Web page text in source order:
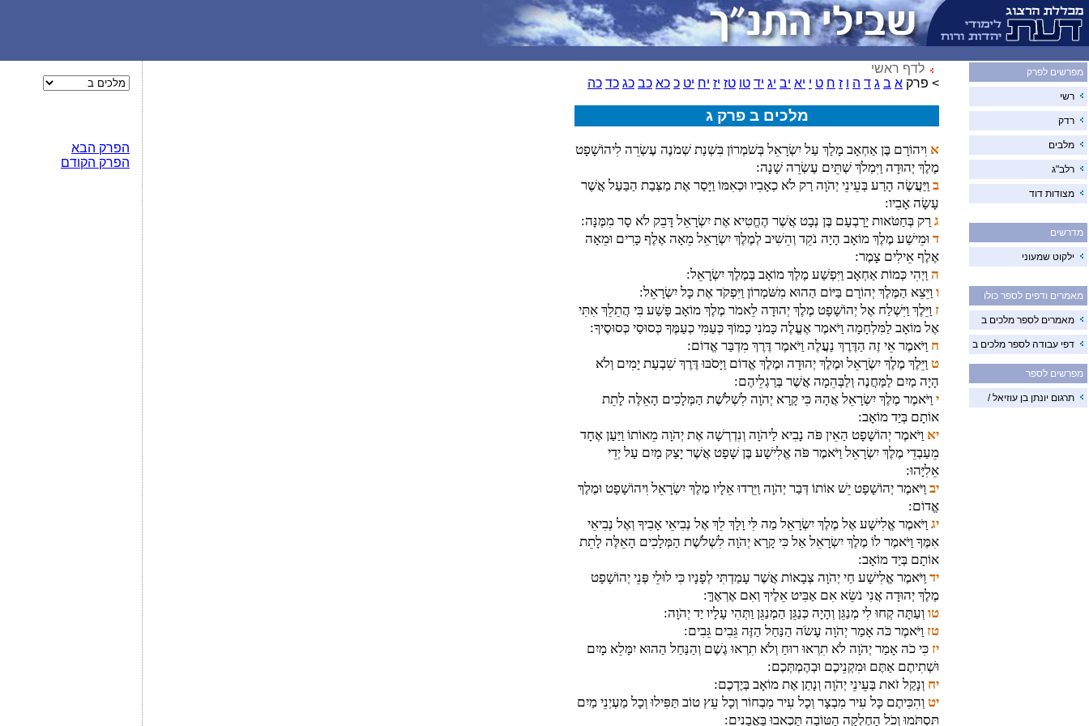
מפרשים לפרק
רשי
רדק
מלבים
רלב"ג
מצודות דוד
מדרשים
ילקוט שמעוני
מאמרים ודפים לספר כולו
מאמרים לספר מלכים ב
דפי עבודה לספר מלכים ב
מפרשים לספר
תרגום יונתן בן עוזיאל /
לדף ראשי
> פרק א ב ג ד ה ו ז ח ט י יא יב יג יד טו טז יז יח יט כ כא כב כג כד כה
מלכים ב פרק ג
א וִיהוֹרָם בֶּן אַחְאָב מָלַךְ עַל יִשְׂרָאֵל בְּשֹׁמְרוֹן בִּשְׁנַת שְׁמֹנֶה עֶשְׂרֵה לִיהוֹשָׁפָט
מֶלֶךְ יְהוּדָה וַיִּמְלֹךְ שְׁתֵּים עֶשְׂרֵה שָׁנָה:
ב וַיַּעֲשֶׂה הָרַע בְּעֵינֵי יְהֹוָה רַק לֹא כְאָבִיו וּכְאִמּוֹ וַיָּסַר אֶת מַצְּבַת הַבַּעַל אֲשֶׁר
עָשָׂה אָבִיו:
ג רַק בְּחַטֹּאות יָרָבְעָם בֶּן נְבָט אֲשֶׁר הֶחֱטִיא אֶת יִשְׂרָאֵל דָּבֵק לֹא סָר מִמֶּנָּה:
ד וּמֵישַׁע מֶלֶךְ מוֹאָב הָיָה נֹקֵד וְהֵשִׁיב לְמֶלֶךְ יִשְׂרָאֵל מֵאָה אֶלֶף כָּרִים וּמֵאָה
אֶלֶף אֵילִים צָמֶר:
ה וַיְהִי כְּמוֹת אַחְאָב וַיִּפְשַׁע מֶלֶךְ מוֹאָב בְּמֶלֶךְ יִשְׂרָאֵל:
ו וַיֵּצֵא הַמֶּלֶךְ יְהוֹרָם בַּיּוֹם הַהוּא מִשֹּׁמְרוֹן וַיִּפְקֹד אֶת כָּל יִשְׂרָאֵל:
ז וַיֵּלֶךְ וַיִּשְׁלַח אֶל יְהוֹשָׁפָט מֶלֶךְ יְהוּדָה לֵאמֹר מֶלֶךְ מוֹאָב פָּשַׁע בִּי הֲתֵלֵךְ אִתִּי
אֶל מוֹאָב לַמִּלְחָמָה וַיֹּאמֶר אֶעֱלֶה כָּמֹנִי כָמוֹךָ כְּעַמִּי כְעַמֶּךָ כְּסוּסַי כְּסוּסֶיךָ:
ח וַיֹּאמֶר אֵי זֶה הַדֶּרֶךְ נַעֲלֶה וַיֹּאמֶר דֶּרֶךְ מִדְבַּר אֱדוֹם:
ט וַיֵּלֶךְ מֶלֶךְ יִשְׂרָאֵל וּמֶלֶךְ יְהוּדָה וּמֶלֶךְ אֱדוֹם וַיָּסֹבּוּ דֶּרֶךְ שִׁבְעַת יָמִים וְלֹא
הָיָה מַיִם לַמַּחֲנֶה וְלַבְּהֵמָה אֲשֶׁר בְּרַגְלֵיהֶם:
י וַיֹּאמֶר מֶלֶךְ יִשְׂרָאֵל אֲהָהּ כִּי קָרָא יְהֹוָה לִשְׁלֹשֶׁת הַמְּלָכִים הָאֵלֶּה לָתֵת
אוֹתָם בְּיַד מוֹאָב:
יא וַיֹּאמֶר יְהוֹשָׁפָט הַאֵין פֹּה נָבִיא לַיהֹוָה וְנִדְרְשָׁה אֶת יְהֹוָה מֵאוֹתוֹ וַיַּעַן אֶחָד
מֵעַבְדֵי מֶלֶךְ יִשְׂרָאֵל וַיֹּאמֶר פֹּה אֱלִישָׁע בֶּן שָׁפָט אֲשֶׁר יָצַק מַיִם עַל יְדֵי
אֵלִיָּהוּ:
יב וַיֹּאמֶר יְהוֹשָׁפָט יֵשׁ אוֹתוֹ דְּבַר יְהֹוָה וַיֵּרְדוּ אֵלָיו מֶלֶךְ יִשְׂרָאֵל וִיהוֹשָׁפָט וּמֶלֶךְ
אֱדוֹם:
יג וַיֹּאמֶר אֱלִישָׁע אֶל מֶלֶךְ יִשְׂרָאֵל מַה לִּי וָלָךְ לֵךְ אֶל נְבִיאֵי אָבִיךָ וְאֶל נְבִיאֵי
אִמֶּךָ וַיֹּאמֶר לוֹ מֶלֶךְ יִשְׂרָאֵל אַל כִּי קָרָא יְהֹוָה לִשְׁלֹשֶׁת הַמְּלָכִים הָאֵלֶּה לָתֵת
אוֹתָם בְּיַד מוֹאָב:
יד וַיֹּאמֶר אֱלִישָׁע חַי יְהֹוָה צְבָאוֹת אֲשֶׁר עָמַדְתִּי לְפָנָיו כִּי לוּלֵי פְּנֵי יְהוֹשָׁפָט
מֶלֶךְ יְהוּדָה אֲנִי נֹשֵׂא אִם אַבִּיט אֵלֶיךָ וְאִם אֶרְאֶךָּ:
טו וְעַתָּה קְחוּ לִי מְנַגֵּן וְהָיָה כְּנַגֵּן הַמְנַגֵּן וַתְּהִי עָלָיו יַד יְהֹוָה:
טז וַיֹּאמֶר כֹּה אָמַר יְהֹוָה עָשֹׂה הַנַּחַל הַזֶּה גֵּבִים גֵּבִים:
יז כִּי כֹה אָמַר יְהֹוָה לֹא תִרְאוּ רוּחַ וְלֹא תִרְאוּ גֶשֶׁם וְהַנַּחַל הַהוּא יִמָּלֵא מָיִם
וּשְׁתִיתֶם אַתֶּם וּמִקְנֵיכֶם וּבְהֶמְתְּכֶם:
יח וְנָקַל זֹאת בְּעֵינֵי יְהֹוָה וְנָתַן אֶת מוֹאָב בְּיֶדְכֶם:
יט וְהִכִּיתֶם כָּל עִיר מִבְצָר וְכָל עִיר מִבְחוֹר וְכָל עֵץ טוֹב תַּפִּילוּ וְכָל מַעְיְנֵי מַיִם
תִּסְתֹּמוּ וְכֹל הַחֶלְקָה הַטּוֹבָה תַּכְאִבוּ בָּאֲבָנִים:
הפרק הבא
הפרק הקודם